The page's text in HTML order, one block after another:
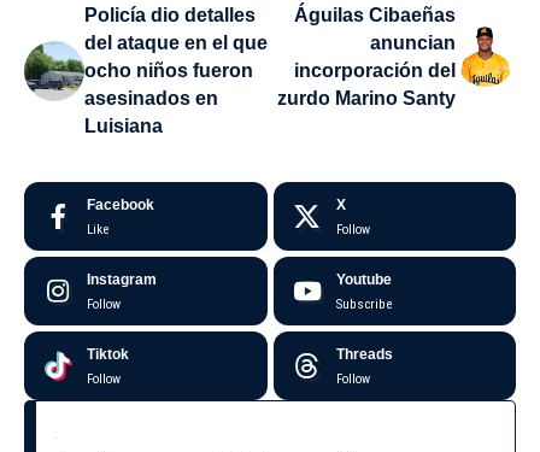
Policía dio detalles
del ataque en el que
ocho niños fueron
asesinados en
Luisiana
Águilas Cibaeñas
anuncian
incorporación del
zurdo Marino Santy
Facebook
Like
X
Follow
Instagram
Follow
Youtube
Subscribe
Tiktok
Follow
Threads
Follow